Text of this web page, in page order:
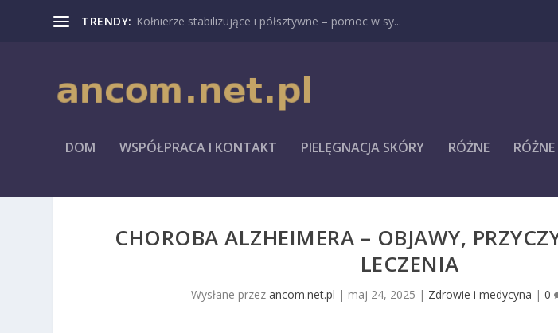
TRENDY: Kołnierze stabilizujące i półsztywne – pomoc w sy...
DOM WSPÓŁPRACA I KONTAKT PIELĘGNACJA SKÓRY RÓŻNE RÓŻNE
CHOROBA ALZHEIMERA – OBJAWY,
LECZENIA
Wysłane przez ancom.net.pl | maj 24, 2025 | Zdrowie i medycyna | 0